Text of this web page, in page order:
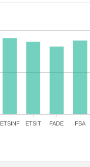
ETSINF ETSIT FADE FBA